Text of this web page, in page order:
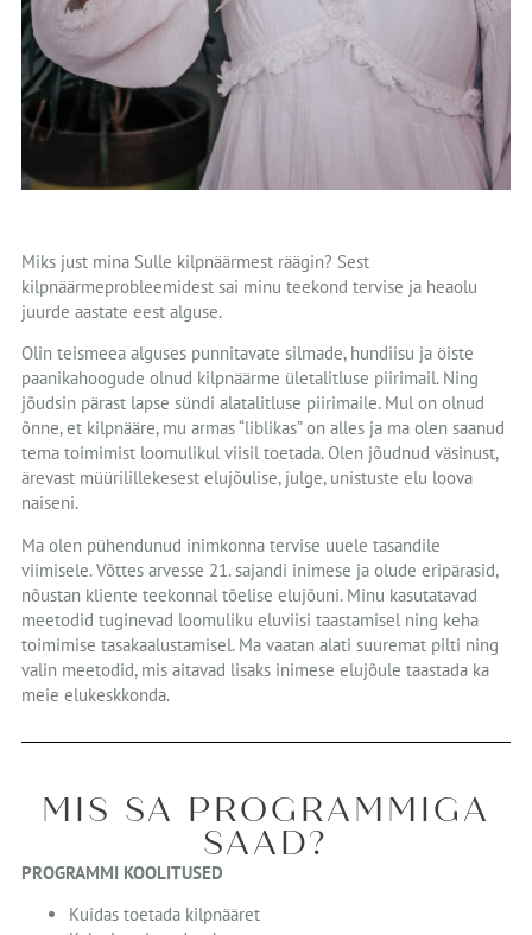
Miks just mina Sulle kilpnäärmest räägin? Sest
kilpnäärmeprobleemidest sai minu teekond tervise ja heaolu
juurde aastate eest alguse.
Olin teismeea alguses punnitavate silmade, hundiisu ja öiste
paanikahoogude olnud kilpnäärme ületalitluse piirimail. Ning
jõudsin pärast lapse sündi alatalitluse piirimaile. Mul on olnud
õnne, et kilpnääre, mu armas “liblikas” on alles ja ma olen saanud
tema toimimist loomulikul viisil toetada. Olen jõudnud väsinust,
ärevast müürilillekesest elujõulise, julge, unistuste elu loova
naiseni.
Ma olen pühendunud inimkonna tervise uuele tasandile
viimisele. Võttes arvesse 21. sajandi inimese ja olude eripärasid,
nõustan kliente teekonnal tõelise elujõuni. Minu kasutatavad
meetodid tuginevad loomuliku eluviisi taastamisel ning keha
toimimise tasakaalustamisel. Ma vaatan alati suuremat pilti ning
valin meetodid, mis aitavad lisaks inimese elujõule taastada ka
meie elukeskkonda.
MIS SA PROGRAMMIGA
SAAD?
PROGRAMMI KOOLITUSED
Kuidas toetada kilpnääret